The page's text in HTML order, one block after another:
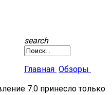
search
Главная Обзоры
7.0 принесло только